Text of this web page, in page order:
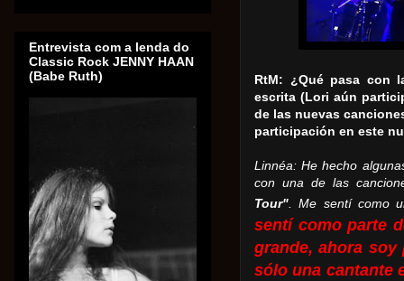
RtM: ¿Qué pasa con
escrita (Lori aún
de las nuevas
participación en este
Linnéa: He hecho
con una de las
Tour".Me sentí como
sentí como parte
grande, ahora
sólo una cantante
Entrevista com a lenda do
Classic Rock JENNY HAAN
(Babe Ruth)